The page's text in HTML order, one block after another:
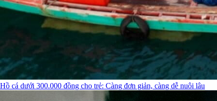
Hồ cá dưới 300.000 đồng cho trẻ: Càng đơn giản, càng dễ nuôi lâu